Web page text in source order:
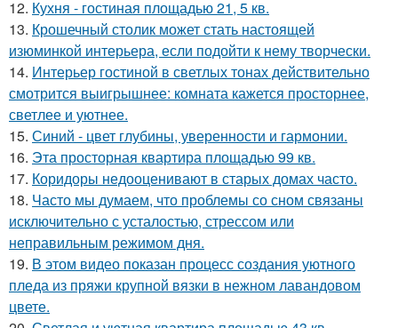
12. Кухня - гостиная площадью 21, 5 кв.
13. Крошечный столик может стать настоящей
изюминкой интерьера, если подойти к нему творчески.
14. Интерьер гостиной в светлых тонах действительно
смотрится выигрышнее: комната кажется просторнее,
светлее и уютнее.
15. Синий - цвет глубины, уверенности и гармонии.
16. Эта просторная квартира площадью 99 кв.
17. Коридоры недооценивают в старых домах часто.
18. Часто мы думаем, что проблемы со сном связаны
исключительно с усталостью, стрессом или
неправильным режимом дня.
19. В этом видео показан процесс создания уютного
пледа из пряжи крупной вязки в нежном лавандовом
цвете.